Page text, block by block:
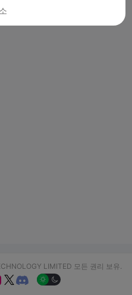
LIMITED 모든 권리 보유.
 